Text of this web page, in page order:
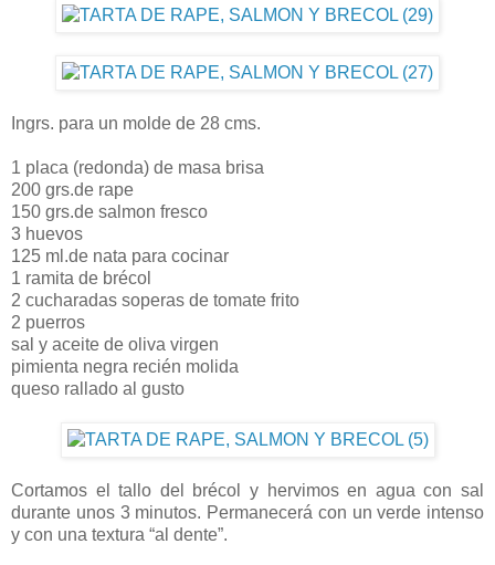
Ingrs. para un molde de 28 cms.
1 placa (redonda) de masa brisa
200 grs.de rape
150 grs.de salmon fresco
3 huevos
125 ml.de nata para cocinar
1 ramita de brécol
2 cucharadas soperas de tomate frito
2 puerros
sal y aceite de oliva virgen
pimienta negra recién molida
queso rallado al gusto
Cortamos el tallo del brécol y hervimos en agua con sal
durante unos 3 minutos. Permanecerá con un verde intenso
y con una textura “al dente”.